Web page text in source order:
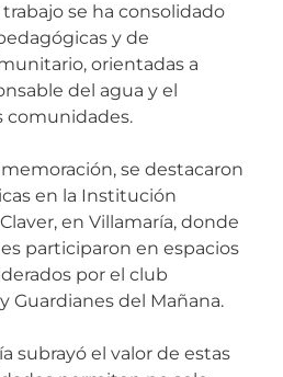
se ha consolidado
y de
orientadas a
del agua y el
comunidades.
se destacaron
en la Institución
en Villamaría, donde
participaron en espacios
por el club
Guardianes del Mañana.
subrayó el valor de estas